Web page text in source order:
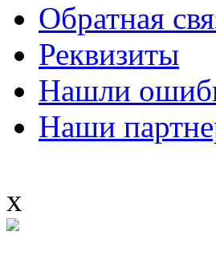
Обратная
Реквизиты
Нашли
Наши
x